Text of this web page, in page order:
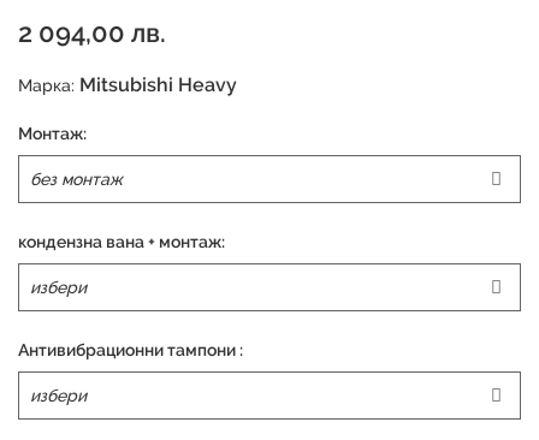
2 094,00 лв.
Марка: Mitsubishi Heavy
Монтаж:
кондензна вана + монтаж:
Антивибрационни тампони :